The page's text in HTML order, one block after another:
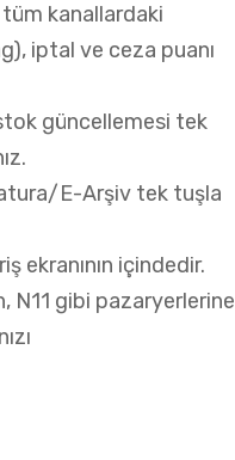
kanallardaki
iptal ve ceza puanı
güncellemesi tek
E-Arşiv tek tuşla
ekranının içindedir.
N11 gibi pazaryerlerine